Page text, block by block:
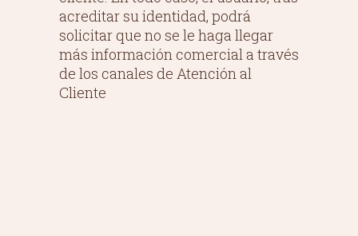
acreditar su identidad, podrá
solicitar que no se le haga llegar
más información comercial a través
de los canales de Atención al
Cliente